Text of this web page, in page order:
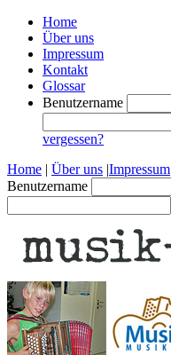
Home
Über uns
Impressum
Kontakt
Glossar
Benutzername
vergessen?
Home | Über uns |Impressum
Benutzername